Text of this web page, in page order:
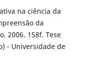
na ciência da
da
2006. 158f. Tese
- Universidade de